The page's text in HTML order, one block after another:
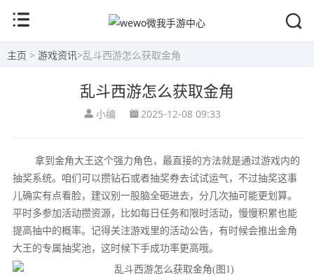
主页 > 游戏资讯>乱斗西游怎么获取金角
乱斗西游怎么获取金角
小编 2025-12-08 09:33
拿到金角大王这个强力角色，最直接的方法就是通过游戏内的
抽奖系统。咱们可以攒钻石或者抽奖券去试试运气，不过抽奖这事
儿确实有点看脸，建议别一股脑全砸进去，分几次抽可能更划算。
平时多参加活动攒资源，比如每日任务和限时活动，慢慢积累也能
提高抽中的概率。记得关注游戏里的活动公告，有时候会推出金角
大王的专属抽奖池，这时候下手成功率更高哦。